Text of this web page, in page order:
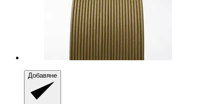
Добавяне